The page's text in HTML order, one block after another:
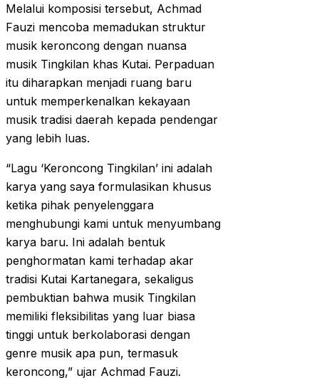
Melalui komposisi tersebut, Achmad
Fauzi mencoba memadukan struktur
musik keroncong dengan nuansa
musik Tingkilan khas Kutai. Perpaduan
itu diharapkan menjadi ruang baru
untuk memperkenalkan kekayaan
musik tradisi daerah kepada pendengar
yang lebih luas.
“Lagu ‘Keroncong Tingkilan’ ini adalah
karya yang saya formulasikan khusus
ketika pihak penyelenggara
menghubungi kami untuk menyumbang
karya baru. Ini adalah bentuk
penghormatan kami terhadap akar
tradisi Kutai Kartanegara, sekaligus
pembuktian bahwa musik Tingkilan
memiliki fleksibilitas yang luar biasa
tinggi untuk berkolaborasi dengan
genre musik apa pun, termasuk
keroncong,” ujar Achmad Fauzi.